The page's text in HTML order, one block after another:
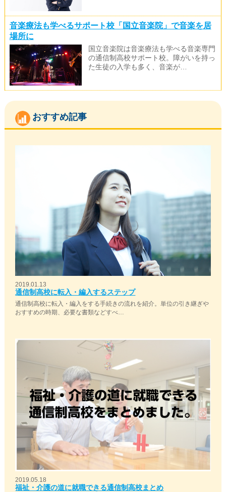
音楽療法も学べるサポート校「国立音楽院」で音楽を居
場所に
国立音楽院は音楽療法も学べる音楽専門
の通信制高校サポート校。障がいを持っ
た生徒の入学も多く、音楽が…
おすすめ記事
2019.01.13
通信制高校に転入・編入するステップ
通信制高校に転入・編入をする手続きの流れを紹介。単位の引き継ぎや
おすすめの時期、必要な書類などすべ…
2019.05.18
福祉・介護の道に就職できる通信制高校まとめ